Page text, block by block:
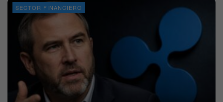
SECTOR FINANCIERO